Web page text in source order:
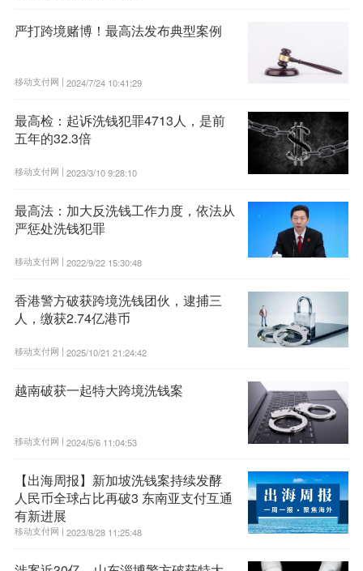
严打跨境赌博！最高法发布典型案例
移动支付网 | 2024/7/24 10:41:29
最高检：起诉洗钱犯罪4713人，是前
五年的32.3倍
移动支付网 | 2023/3/10 9:28:10
最高法：加大反洗钱工作力度，依法从
严惩处洗钱犯罪
移动支付网 | 2022/9/22 15:30:48
香港警方破获跨境洗钱团伙，逮捕三
人，缴获2.74亿港币
移动支付网 | 2025/10/21 21:24:42
越南破获一起特大跨境洗钱案
移动支付网 | 2024/5/6 11:04:53
【出海周报】新加坡洗钱案持续发酵
人民币全球占比再破3 东南亚支付互通
有新进展
移动支付网 | 2023/8/28 11:25:48